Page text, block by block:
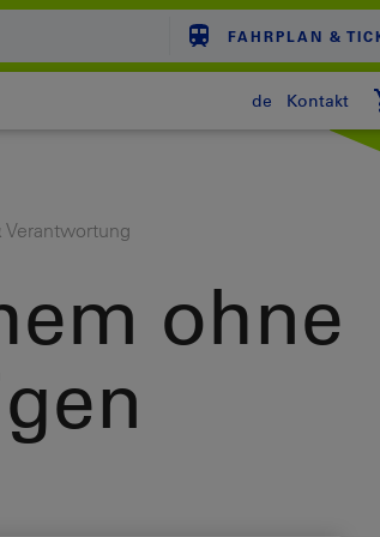
FAHRPLAN &
de
Kontakt
ohne